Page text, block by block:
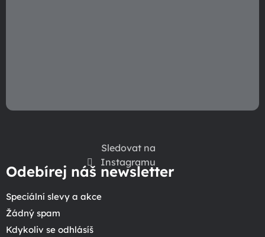
Sledovat na
Instagramu
Odebírej náš newsletter
Speciální slevy a akce
Žádný spam
Kdykoliv se odhlásíš